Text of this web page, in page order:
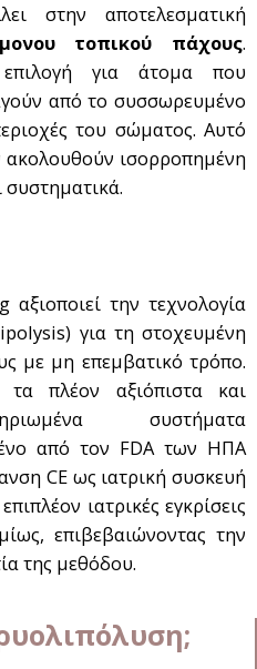
στην αποτελεσματική
τοπικού πάχους.
για άτομα που
από το συσσωρευμένο
του σώματος. Αυτό
ακολουθούν ισορροπημένη
την τεχνολογία
για τη στοχευμένη
με μη επεμβατικό τρόπο.
πλέον αξιόπιστα και
συστήματα
από τον FDA των ΗΠΑ
CE ως ιατρική συσκευή
ιατρικές εγκρίσεις
επιβεβαιώνοντας την
της μεθόδου.